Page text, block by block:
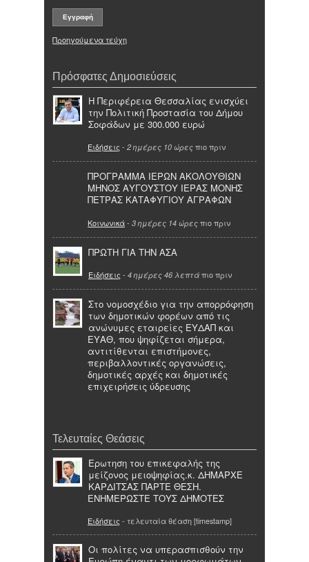
Προηγούμενα τεύχη
Πρόσφατες Δημοσιεύσεις
Η Περιφέρεια Θεσσαλίας ενισχύει
την Πολιτική Προστασία του Δήμου
Σοφάδων με 300.000 ευρώ
Ειδήσεις - 2 ημέρες 10 ώρες πιο πριν
ΠΡΟΓΡΑΜΜΑ ΙΕΡΩΝ ΑΚΟΛΟΥΘΙΩΝ
ΜΗΝΟΣ ΑΥΓΟΥΣΤΟΥ ΙΕΡΑΣ ΜΟΝΗΣ
ΠΕΤΡΑΣ ΚΑΤΑΦΥΓΙΟΥ ΑΓΡΑΦΩΝ
Κοινωνικά- 3 ημέρες 14 ώρες πιο πριν
ΠΡΩΤΗ ΓΙΑ ΤΗΝ ΑΣΑ
Ειδήσεις - 4 ημέρες 46 λεπτά πιο πριν
Στο νομοσχέδιο για την απορρόφηση
των δημοτικών φορέων από τις
ανώνυμες εταιρείες ΕΥΔΑΠ και
ΕΥΑΘ, που ψηφίζεται σήμερα,
αντιτίθενται επιστήμονες,
περιβαλλοντικές οργανώσεις,
δημοτικές αρχές και δημοτικές
επιχειρήσεις ύδρευσης
Τελευταίες Θεάσεις
Eρωτηση του επικεφαλής της
μείζονος μειοψηφίας.κ. ΔΗΜΑΡΧΕ
ΚΑΡΔΙΤΣΑΣ ΠΑΡΤΕ ΘΕΣΗ.
ΕΝΗΜΕΡΩΣΤΕ ΤΟΥΣ ΔΗΜΟΤΕΣ
Ειδήσεις - τελευταία θέαση [timestamp]
Οι πολίτες να υπερασπισθούν την